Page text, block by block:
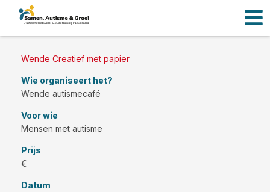
Wende Creatief met papier
Wie organiseert het?
Wende autismecafé
Voor wie
Mensen met autisme
Prijs
€
Datum